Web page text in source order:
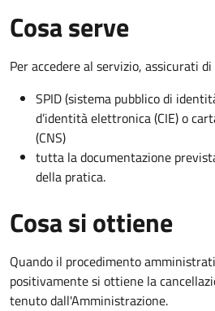
Cosa serve
Per accedere al servizio, assicurati
SPID (sistema pubblico di
d’identità elettronica (CIE) o
(CNS)
tutta la documentazione
della pratica.
Cosa si ottiene
Quando il procedimento
positivamente si ottiene la
tenuto dall'Amministrazione.